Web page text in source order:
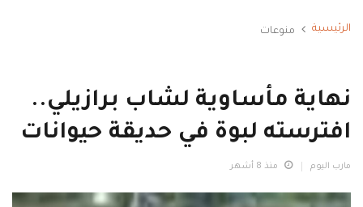
الرئيسية منوعات
نهاية مأساوية لشاب برازيلي..
افترسته لبوة في حديقة حيوانات
مارب اليوم منذ 8 أشهر